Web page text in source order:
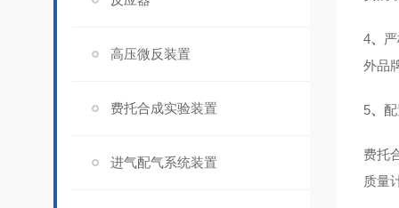
高压微反装置
费托合成实验装置
进气配气系统装置
4、
外品
5、
费托
质量